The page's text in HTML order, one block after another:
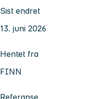
Sist endret
13. juni 2026
Hentet fra
FINN
Referanse